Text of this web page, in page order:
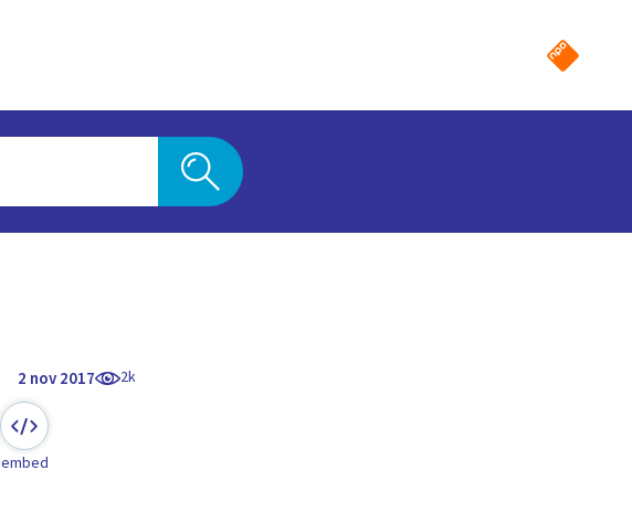
2 nov 2017 2k
embed